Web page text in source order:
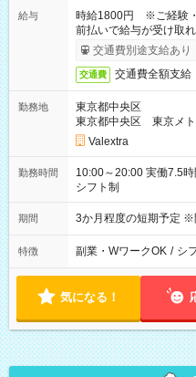
給与
時給1800円 ※ご経験・
前払いで給与が受け取
交通費別途支給あり
交通費 交通費全額支給
勤務地
東京都中央区
東京都中央区 東京メト
Valextra
勤務時間
10:00～20:00 実働7.5時間／休憩1.5時間 営業時間に合わせた
シフト制
期間 3か月程度の短期予定 ※
特徴 副業・WワークOK / シ
気になる！